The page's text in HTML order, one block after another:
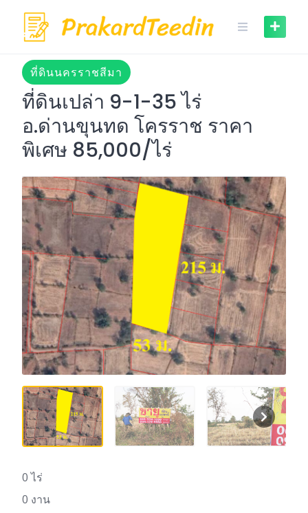
content
ที่ดินนครราชสีมา
ที่ดินเปล่า 9-1-35 ไร่
อ.ด่านขุนทด โครราช ราคา
พิเศษ 85,000/ไร่
0 ไร่
0 งาน